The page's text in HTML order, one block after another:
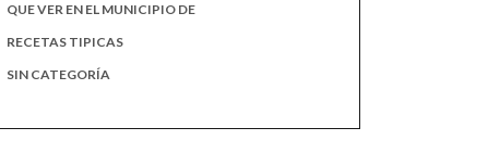
QUE VER EN EL MUNICIPIO DE
RECETAS TIPICAS
SIN CATEGORÍA